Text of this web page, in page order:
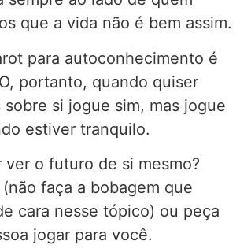
que a vida não é bem assim.
para autoconhecimento é
portanto, quando quiser
sobre si jogue sim, mas jogue
estiver tranquilo.
ver o futuro de si mesmo?
faça a bobagem que
cara nesse tópico) ou peça
jogar para você.